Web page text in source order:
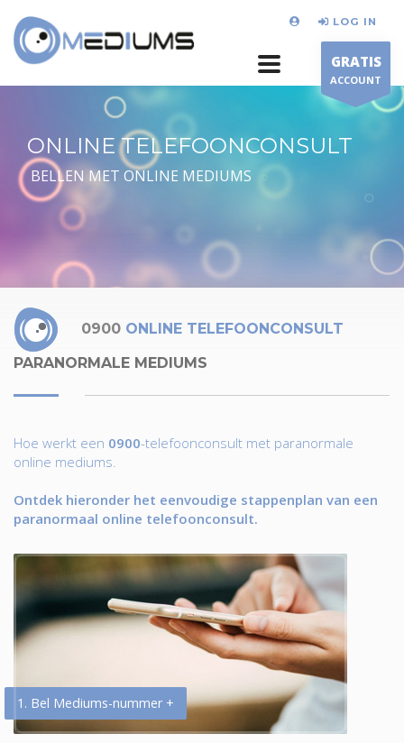
LOG IN
GRATIS
ACCOUNT
ONLINE TELEFOONCONSULT
BELLEN MET ONLINE MEDIUMS
0900 ONLINE TELEFOONCONSULT
PARANORMALE MEDIUMS
Hoe werkt een 0900-telefoonconsult met paranormale
online mediums.
Ontdek hieronder het eenvoudige stappenplan van een
paranormaal online telefoonconsult.
1. Bel Mediums-nummer +